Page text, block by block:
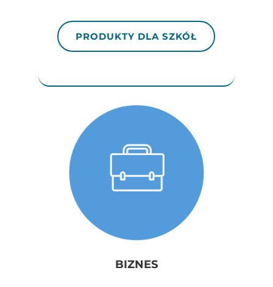
PRODUKTY DLA SZKÓŁ
BIZNES